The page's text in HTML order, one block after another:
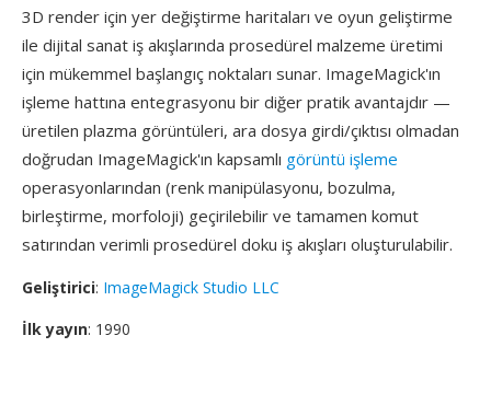
3D render için yer değiştirme haritaları ve oyun geliştirme
ile dijital sanat iş akışlarında prosedürel malzeme üretimi
için mükemmel başlangıç noktaları sunar. ImageMagick'ın
işleme hattına entegrasyonu bir diğer pratik avantajdır —
üretilen plazma görüntüleri, ara dosya girdi/çıktısı olmadan
doğrudan ImageMagick'ın kapsamlı görüntü işleme
operasyonlarından (renk manipülasyonu, bozulma,
birleştirme, morfoloji) geçirilebilir ve tamamen komut
satırından verimli prosedürel doku iş akışları oluşturulabilir.
Geliştirici: ImageMagick Studio LLC
İlk yayın: 1990